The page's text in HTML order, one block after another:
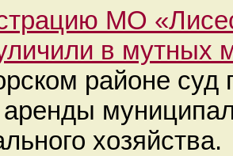
МО
в мутных
районе суд
аренды
хозяйства.